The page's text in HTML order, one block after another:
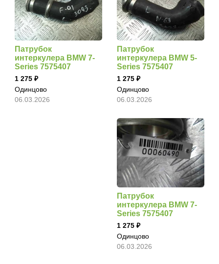
Патрубок
интеркулера BMW 7-
Series 7575407
1 275
Одинцово
06.03.2026
Патрубок
интеркулера BMW 5-
Series 7575407
1 275
Одинцово
06.03.2026
Патрубок
интеркулера BMW 7-
Series 7575407
1 275
Одинцово
06.03.2026